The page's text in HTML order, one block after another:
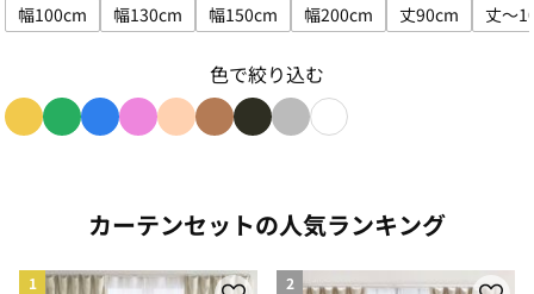
幅100cm
サイズで絞り込み: 幅100cm
幅130cm
サイズで絞り込み: 幅130cm
幅150cm
サイズで絞り込み: 幅150cm
幅200cm
サイズで絞り込み: 幅
丈90cm
サイズで絞
丈～
色で絞り込む
カーテンセットの人気ランキング
1 2